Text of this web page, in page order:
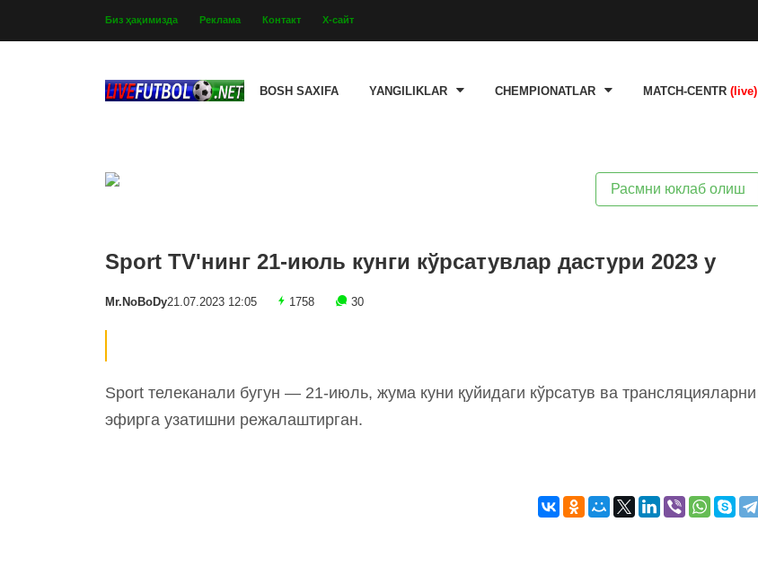
Биз ҳақимизда Реклама Контакт Х-сайт
BOSH SAXIFA YANGILIKLAR CHEMPIONATLAR MATCH-CENTR (live)
Расмни юклаб олиш
Sport TV'нинг 21-июль кунги кўрсатувлар дастури 2023 y
Mr.NoBoDy21.07.2023 12:05 1758 30
Sport телеканали бугун — 21-июль, жума куни қуйидаги кўрсатув ва трансляцияларни
эфирга узатишни режалаштирган.